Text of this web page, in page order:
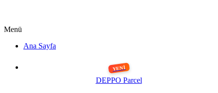
Menü
Ana Sayfa
DEPPO Parcel